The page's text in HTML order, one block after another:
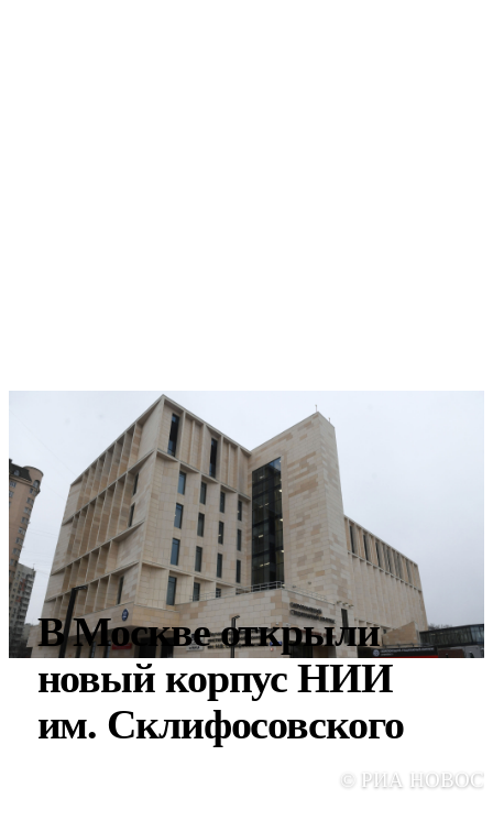
В Москве открыли
новый корпус НИИ
им. Склифосовского
© РИА